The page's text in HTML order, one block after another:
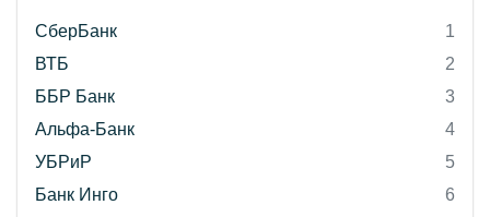
СберБанк
1
ВТБ
2
ББР Банк
3
Альфа-Банк
4
УБРиР
5
Банк Инго
6